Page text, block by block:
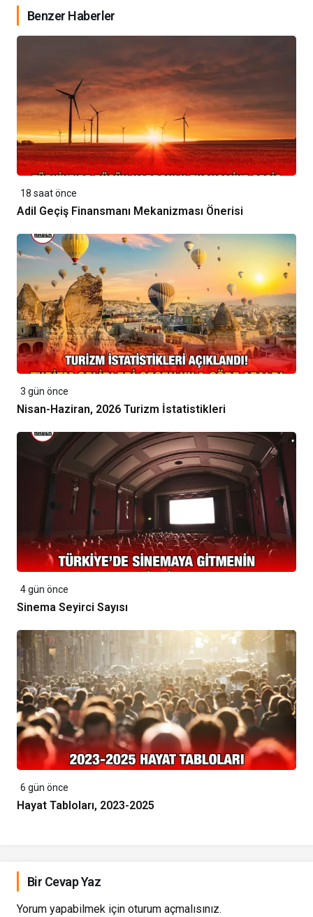
Benzer Haberler
18 saat önce
Adil Geçiş Finansmanı Mekanizması Önerisi
3 gün önce
Nisan-Haziran, 2026 Turizm İstatistikleri
4 gün önce
Sinema Seyirci Sayısı
6 gün önce
Hayat Tabloları, 2023-2025
Bir Cevap Yaz
Yorum yapabilmek için oturum açmalısınız.